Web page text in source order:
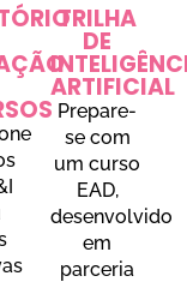
TRILHA
DE
ARTIFICIAL
Prepare-
se com
um curso
EAD,
desenvolvido
em
parceria